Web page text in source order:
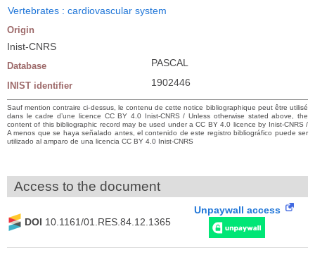
Vertebrates : cardiovascular system
Origin
Inist-CNRS
Database PASCAL
INIST identifier 1902446
Sauf mention contraire ci-dessus, le contenu de cette notice bibliographique peut être utilisé
dans le cadre d’une licence CC BY 4.0 Inist-CNRS / Unless otherwise stated above, the
content of this bibliographic record may be used under a CC BY 4.0 licence by Inist-CNRS /
A menos que se haya señalado antes, el contenido de este registro bibliográfico puede ser
utilizado al amparo de una licencia CC BY 4.0 Inist-CNRS
Access to the document
DOI 10.1161/01.RES.84.12.1365
Unpaywall access